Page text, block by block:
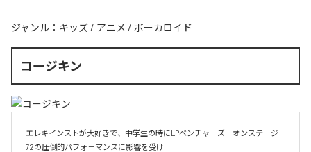
ジャンル： キッズ / アニメ / ボーカロイド
コージキン
エレキインストが大好きで、中学生の時にLPベンチャ－ズ　オンステ－ジ
72の圧倒的パフォ－マンスに影響を受け